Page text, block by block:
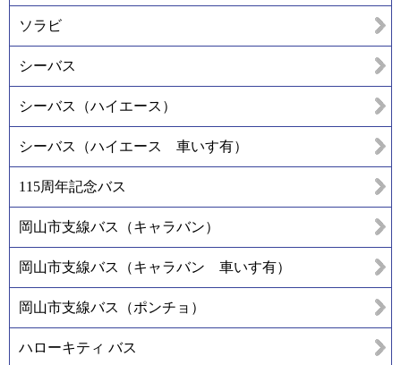
ソラビ
シーバス
シーバス（ハイエース）
シーバス（ハイエース 車いす有）
115周年記念バス
岡山市支線バス（キャラバン）
岡山市支線バス（キャラバン 車いす有）
岡山市支線バス（ポンチョ）
ハローキティ バス